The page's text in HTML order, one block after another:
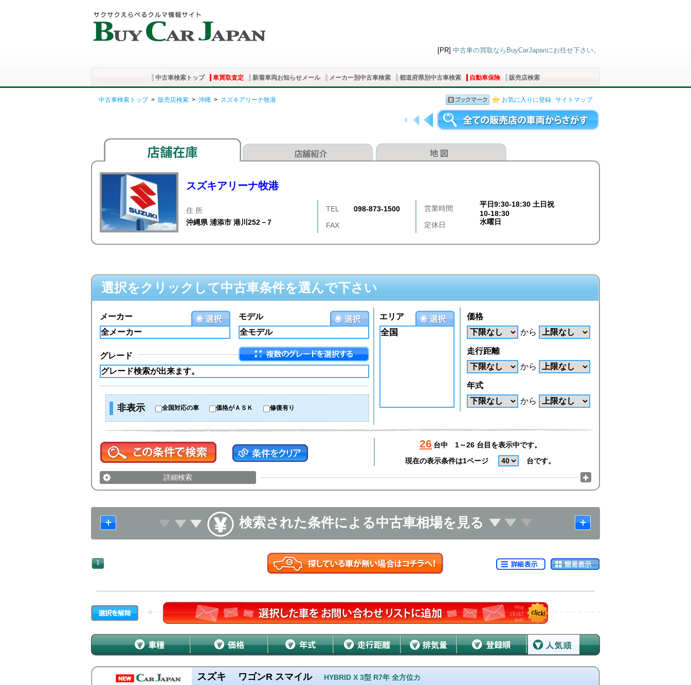
[PR] 中古車の買取ならBuyCarJapanにお任せ下さい。
中古車検索トップ 車買取査定 新着車両お知らせメール メーカー別中古車検索 都道府県別中古車検索 自動車保険 販売店検索
お気に入りに登録 サイトマップ
中古車検索トップ> 販売店検索 > 沖縄 > スズキアリーナ牧港
スズキアリーナ牧港
住 所
沖縄県 浦添市 港川252－7
TEL 098-873-1500 営業時間
平日9:30-18:30 土日祝
10-18:30
FAX
定休日 水曜日
選択をクリックして中古車条件を選んで下さい
モデル
メーカー
グレード
非表示 全国対応の車 価格がＡＳＫ 修復有り
エリア
全国
価格
から
走行距離
から
年式
から
26 台中
1～26 台目を表示中です。
現在の表示条件は1ページ
台です。
詳細検索
検索された条件による中古車相場を見る
1
スズキ ワゴンR スマイル HYBRID X 3型 R7年 全方位カ